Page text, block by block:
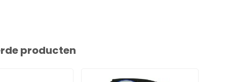
producten